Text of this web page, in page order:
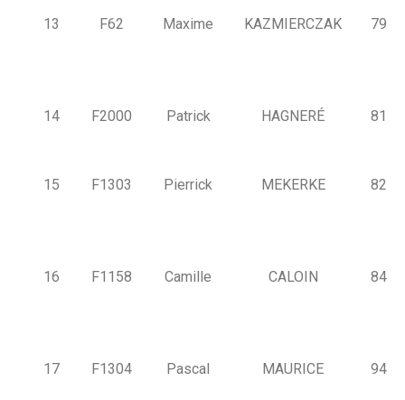
13 F62 Maxime KAZMIERCZAK 79
14 F2000 Patrick HAGNERÉ 81
15 F1303 Pierrick MEKERKE 82
16 F1158 Camille CALOIN 84
17 F1304 Pascal MAURICE 94